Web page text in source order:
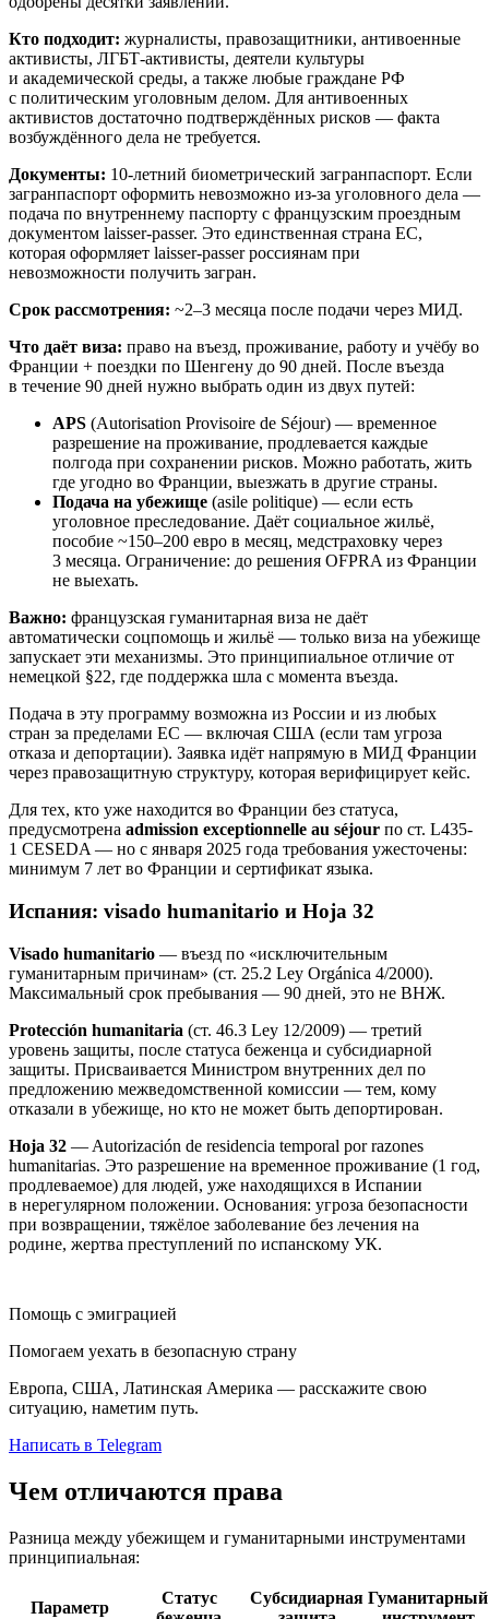
Кто подходит: журналисты, правозащитники, антивоенные
активисты, ЛГБТ-активисты, деятели культуры
и академической среды, а также любые граждане РФ
с политическим уголовным делом. Для антивоенных
активистов достаточно подтверждённых рисков — факта
возбуждённого дела не требуется.
Документы: 10-летний биометрический загранпаспорт. Если
загранпаспорт оформить невозможно из-за уголовного дела —
подача по внутреннему паспорту с французским проездным
документом laisser-passer. Это единственная страна ЕС,
которая оформляет laisser-passer россиянам при
невозможности получить загран.
Срок рассмотрения: ~2–3 месяца после подачи через МИД.
Что даёт виза: право на въезд, проживание, работу и учёбу во
Франции + поездки по Шенгену до 90 дней. После въезда
в течение 90 дней нужно выбрать один из двух путей:
APS (Autorisation Provisoire de Séjour) — временное
разрешение на проживание, продлевается каждые
полгода при сохранении рисков. Можно работать, жить
где угодно во Франции, выезжать в другие страны.
Подача на убежище (asile politique) — если есть
уголовное преследование. Даёт социальное жильё,
пособие ~150–200 евро в месяц, медстраховку через
3 месяца. Ограничение: до решения OFPRA из Франции
не выехать.
Важно: французская гуманитарная виза не даёт
автоматически соцпомощь и жильё — только виза на убежище
запускает эти механизмы. Это принципиальное отличие от
немецкой §22, где поддержка шла с момента въезда.
Подача в эту программу возможна из России и из любых
стран за пределами ЕС — включая США (если там угроза
отказа и депортации). Заявка идёт напрямую в МИД Франции
через правозащитную структуру, которая верифицирует кейс.
Для тех, кто уже находится во Франции без статуса,
предусмотрена admission exceptionnelle au séjour по ст. L435-
1 CESEDA — но с января 2025 года требования ужесточены:
минимум 7 лет во Франции и сертификат языка.
Испания: visado humanitario и Hoja 32
Visado humanitario — въезд по «исключительным
гуманитарным причинам» (ст. 25.2 Ley Orgánica 4/2000).
Максимальный срок пребывания — 90 дней, это не ВНЖ.
Protección humanitaria (ст. 46.3 Ley 12/2009) — третий
уровень защиты, после статуса беженца и субсидиарной
защиты. Присваивается Министром внутренних дел по
предложению межведомственной комиссии — тем, кому
отказали в убежище, но кто не может быть депортирован.
Hoja 32 — Autorización de residencia temporal por razones
humanitarias. Это разрешение на временное проживание (1 год,
продлеваемое) для людей, уже находящихся в Испании
в нерегулярном положении. Основания: угроза безопасности
при возвращении, тяжёлое заболевание без лечения на
родине, жертва преступлений по испанскому УК.
Помощь с эмиграцией
Помогаем уехать в безопасную страну
Европа, США, Латинская Америка — расскажите свою
ситуацию, наметим путь.
Написать в Telegram
Чем отличаются права
Разница между убежищем и гуманитарными инструментами
принципиальная:
Параметр
Статус
Субсидиарная Гуманитарный